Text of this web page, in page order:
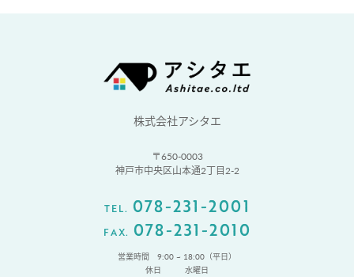
株式会社アシタエ
〒650-0003
神戸市中央区山本通2丁目2-2
TEL. 078-231-2001
FAX. 078-231-2010
営業時間 9:00 ~ 18:00（平日）
休日
水曜日